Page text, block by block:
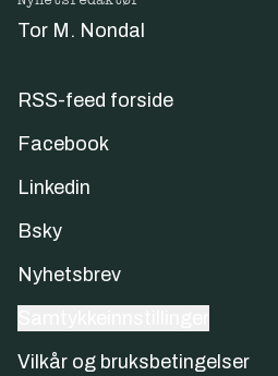
Tor M. Nondal
RSS-feed forside
Facebook
Linkedin
Bsky
Nyhetsbrev
Vilkår og bruksbetingelser